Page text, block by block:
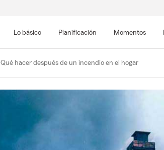
Lo básico Planificación Momentos
Qué hacer después de un incendio en el hogar